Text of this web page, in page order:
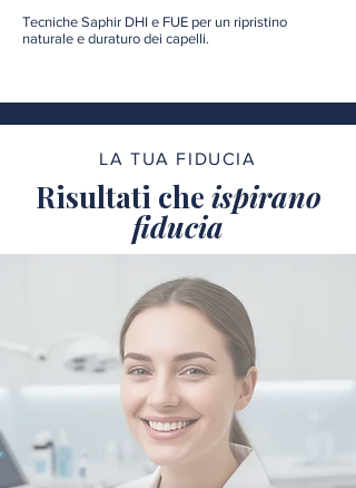
Tecniche Saphir DHI e FUE per un ripristino
naturale e duraturo dei capelli.
LA TUA FIDUCIA
Risultati che ispirano
fiducia